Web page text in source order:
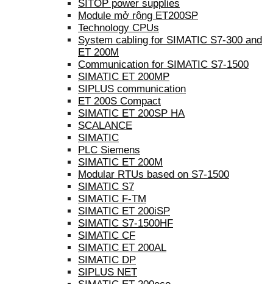
SITOP power supplies
Module mở rộng ET200SP
Technology CPUs
System cabling for SIMATIC S7-300 and
ET 200M
Communication for SIMATIC S7-1500
SIMATIC ET 200MP
SIPLUS communication
ET 200S Compact
SIMATIC ET 200SP HA
SCALANCE
SIMATIC
PLC Siemens
SIMATIC ET 200M
Modular RTUs based on S7-1500
SIMATIC S7
SIMATIC F-TM
SIMATIC ET 200iSP
SIMATIC S7-1500HF
SIMATIC CF
SIMATIC ET 200AL
SIMATIC DP
SIPLUS NET